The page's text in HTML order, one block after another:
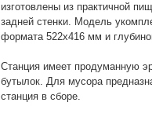
изготовлены из практичной
задней стенки. Модель
формата 522х416 мм и
Станция имеет продуманную
бутылок. Для мусора
станция в сборе.